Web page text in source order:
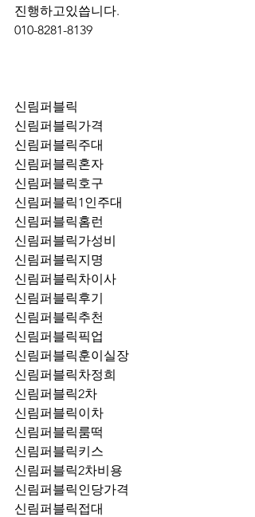
진행하고있씁니다.
010-8281-8139
신림퍼블릭
신림퍼블릭가격
신림퍼블릭주대
신림퍼블릭혼자
신림퍼블릭호구
신림퍼블릭1인주대
신림퍼블릭홈런
신림퍼블릭가성비
신림퍼블릭지명
신림퍼블릭차이사
신림퍼블릭후기
신림퍼블릭추천
신림퍼블릭훈이실장
신림퍼블릭차정희
신림퍼블릭2차
신림퍼블릭이차
신림퍼블릭룸떡
신림퍼블릭키스
신림퍼블릭2차비용
신림퍼블릭인당가격
신림퍼블릭접대